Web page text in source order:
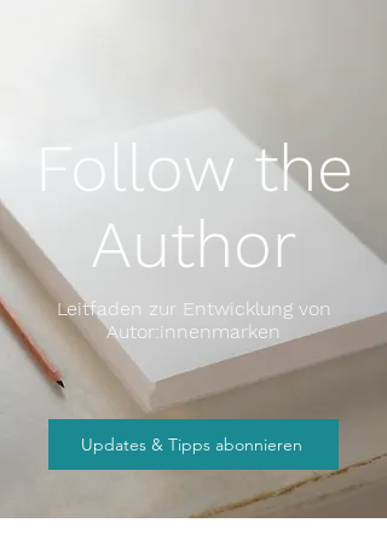
Follow the
Author
Leitfaden zur Entwicklung von
Autor:innenmarken
Updates & Tipps abonnieren